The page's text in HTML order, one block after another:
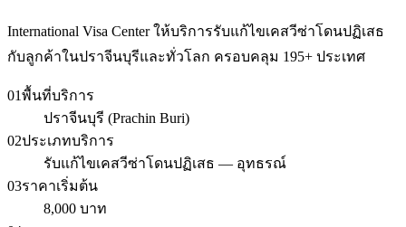
International Visa Center ให้บริการรับแก้ไขเคสวีซ่าโดนปฏิเสธ
กับลูกค้าในปราจีนบุรีและทั่วโลก ครอบคลุม 195+ ประเทศ
01พื้นที่บริการ
ปราจีนบุรี (Prachin Buri)
02ประเภทบริการ
รับแก้ไขเคสวีซ่าโดนปฏิเสธ — อุทธรณ์
03ราคาเริ่มต้น
8,000 บาท